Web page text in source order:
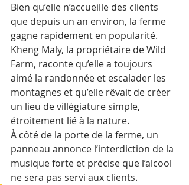
Bien qu’elle n’accueille des clients
que depuis un an environ, la ferme
gagne rapidement en popularité.
Kheng Maly, la propriétaire de Wild
Farm, raconte qu’elle a toujours
aimé la randonnée et escalader les
montagnes et qu’elle rêvait de créer
un lieu de villégiature simple,
étroitement lié à la nature.
À côté de la porte de la ferme, un
panneau annonce l’interdiction de la
musique forte et précise que l’alcool
ne sera pas servi aux clients.